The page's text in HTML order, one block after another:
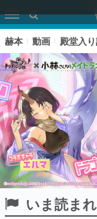
ピックア
赫本 動画 殿堂入
いま読ま